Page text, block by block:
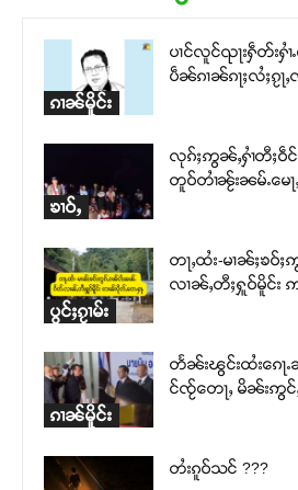
Support
တႃႇႁႂ်ႈသဵင်ၵၢင်ၸႂ်ၵူၼ်းမိူင်း ၵူႈတီ
ဝ်ႇၽူႈတွႆႇႁွၵ်ႈ လႆႈယူႇၶႃ
ၵၢၼ်မိူင်း
ပၢင်လူင်ၺႃးႁဵတ်းႁၢႆႉ
ပဵၼ်ၵၢၼ်ၵႃႈလႆႈၵႂႃ
ၶၢဝ်ႇ
လုၵ်ႈဢွၼ်ႇႁၢႆတီႈဝဵ
တူဝ်တၢႆၼႂ်းၼမ်ႉမေႃ
ပွင်ႈၵႂၢမ်း
တႃႇထႆး-မၢၼ်ႈၶဝ်
လၢၼ်ႇတီႈႁူဝ်မိူင်း
ၵၢၼ်မိူင်း
တႅၼ်းၽွင်းထႆးၵေႃ
င်ၸႂ်တေႃႇ မိၼ်းဢွင်
တႆးၵူဝ်သင် ???